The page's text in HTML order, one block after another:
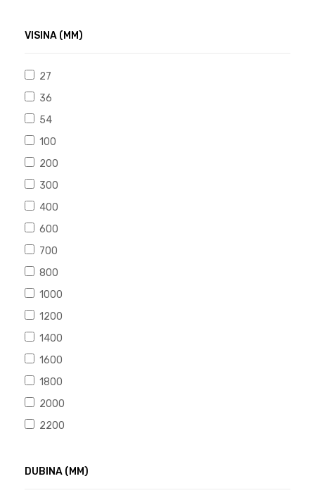
VISINA (MM)
27
36
54
100
200
300
400
600
700
800
1000
1200
1400
1600
1800
2000
2200
DUBINA (MM)